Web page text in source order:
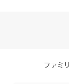
ファミ